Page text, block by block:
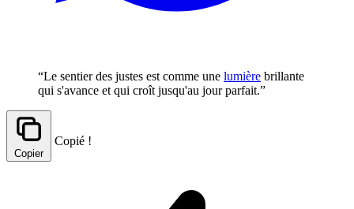
“Le sentier des justes est comme une lumière brillante
qui s'avance et qui croît jusqu'au jour parfait.”
Copier
Copié !